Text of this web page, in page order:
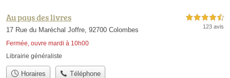
Au pays des livres
17 Rue du Maréchal Joffre, 92700 Colombes
Fermée, ouvre mardi à 10h00
4,5 étoiles sur 5
123 avis
Librairie généraliste
Horaires Téléphone